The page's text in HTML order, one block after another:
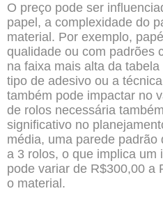
O preço pode ser
papel, a complexidade do
material. Por exemplo,
qualidade ou com padrões
na faixa mais alta da
tipo de adesivo ou a
também pode impactar no
de rolos necessária
significativo no
média, uma parede padrão
a 3 rolos, o que implica um
pode variar de R$300,00 a
o material.